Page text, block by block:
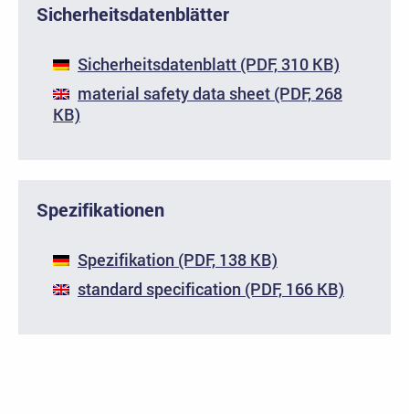
Sicherheitsdatenblätter
Sicherheitsdatenblatt (PDF, 310 KB)
material safety data sheet (PDF, 268
KB)
Spezifikationen
Spezifikation (PDF, 138 KB)
standard specification (PDF, 166 KB)